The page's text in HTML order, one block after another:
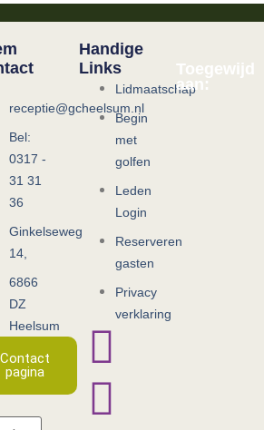
receptie@gcheelsum.nl
Bel:
0317 -
31 31
36
Ginkelseweg
14,
6866
DZ
Heelsum
Contact
pagina
Handige
Links
Lidmaatschap
Begin
met
golfen
Leden
Login
Reserveren
gasten
Privacy
verklaring
Toegewijd
aan: